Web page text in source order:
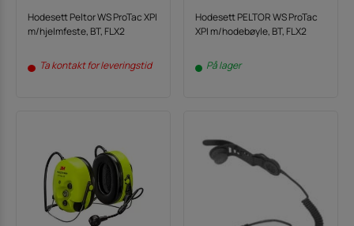
Hodesett Peltor WS ProTac XPI
m/hjelmfeste, BT, FLX2
Ta kontakt for leveringstid
Hodesett PELTOR WS ProTac
XPI m/hodebøyle, BT, FLX2
På lager